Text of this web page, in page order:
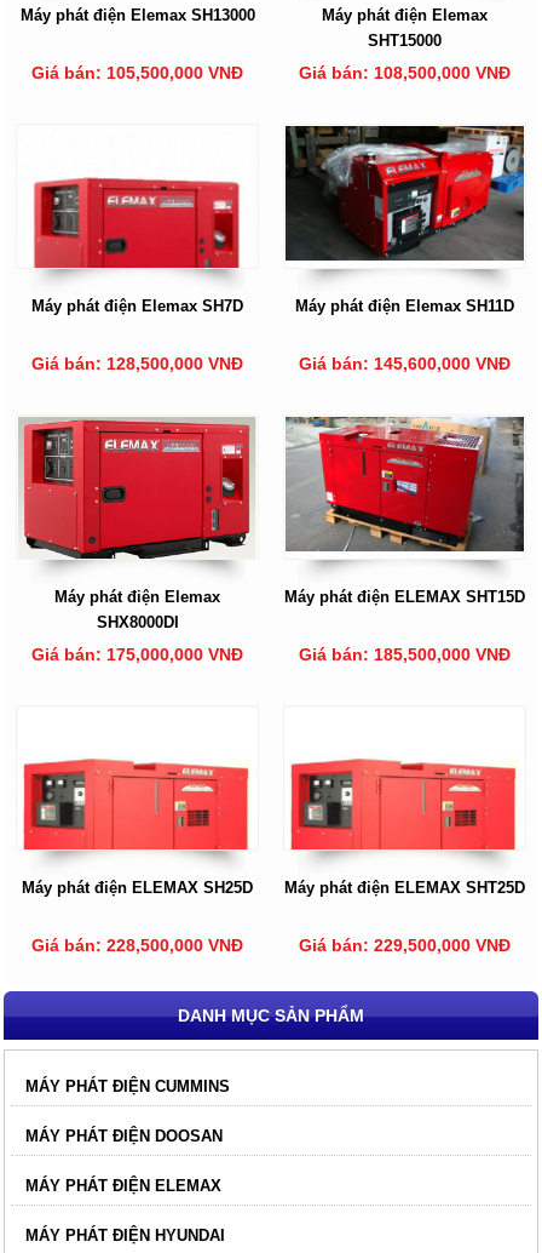
Máy phát điện Elemax SH13000
Giá bán: 105,500,000 VNĐ
Máy phát điện Elemax
SHT15000
Giá bán: 108,500,000 VNĐ
Máy phát điện Elemax SH7D
Giá bán: 128,500,000 VNĐ
Máy phát điện Elemax SH11D
Giá bán: 145,600,000 VNĐ
Máy phát điện Elemax
SHX8000DI
Giá bán: 175,000,000 VNĐ
Máy phát điện ELEMAX SHT15D
Giá bán: 185,500,000 VNĐ
Máy phát điện ELEMAX SH25D
Giá bán: 228,500,000 VNĐ
Máy phát điện ELEMAX SHT25D
Giá bán: 229,500,000 VNĐ
DANH MỤC SẢN PHẨM
MÁY PHÁT ĐIỆN CUMMINS
MÁY PHÁT ĐIỆN DOOSAN
MÁY PHÁT ĐIỆN ELEMAX
MÁY PHÁT ĐIỆN HYUNDAI